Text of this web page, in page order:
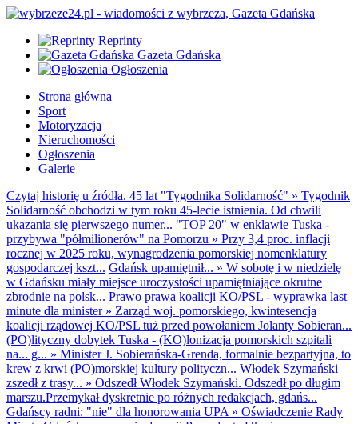
Reprinty
Gazeta Gdańska
Ogłoszenia
Strona główna
Sport
Motoryzacja
Nieruchomości
Ogłoszenia
Galerie
Czytaj historię u źródła. 45 lat "Tygodnika Solidarność" » Tygodnik
Solidarność obchodzi w tym roku 45-lecie istnienia. Od chwili
ukazania się pierwszego numer... "TOP 20" w enklawie Tuska -
przybywa "półmilionerów" na Pomorzu » Przy 3,4 proc. inflacji
rocznej w 2025 roku, wynagrodzenia pomorskiej nomenklatury
gospodarczej kszt... Gdańsk upamiętnił... » W sobotę i w niedzielę
w Gdańsku miały miejsce uroczystości upamiętniające okrutne
zbrodnie na polsk... Prawo prawa koalicji KO/PSL - wyprawka last
minute dla minister» Zarząd woj. pomorskiego, kwintesencja
koalicji rządowej KO/PSL tuż przed powołaniem Jolanty Sobieran...
(PO)lityczny dobytek Tuska - (KO)lonizacja pomorskich szpitali
na... g... » Minister J. Sobierańska-Grenda, formalnie bezpartyjna, to
krew z krwi (PO)morskiej kultury polityczn... Włodek Szymański
zszedł z trasy... » Odszedł Włodek Szymański. Odszedł po długim
marszu.Przemykał dyskretnie po różnych redakcjach, gdańs...
Gdańscy radni: "nie" dla honorowania UPA » Oświadczenie Rady